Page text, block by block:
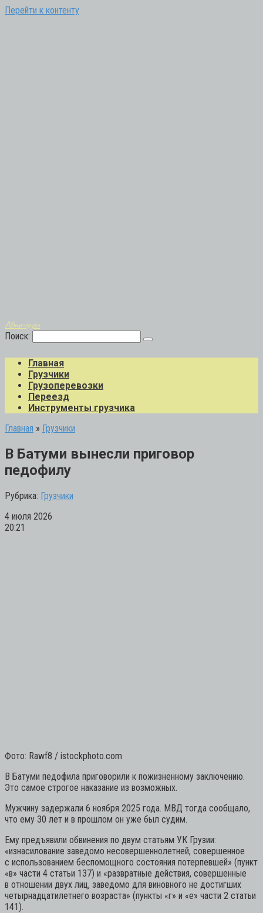
Перейти к контенту
Авто-грузо
Поиск:
Главная
Грузчики
Грузоперевозки
Переезд
Инструменты грузчика
Главная » Грузчики
В Батуми вынесли приговор
педофилу
Рубрика: Грузчики
4 июля 2026
20:21
Фото: Rawf8 / istockphoto.com
В Батуми педофила приговорили к пожизненному заключению.
Это самое строгое наказание из возможных.
Мужчину задержали 6 ноября 2025 года. МВД тогда сообщало,
что ему 30 лет и в прошлом он уже был судим.
Ему предъявили обвинения по двум статьям УК Грузии:
«изнасилование заведомо несовершеннолетней, совершенное
с использованием беспомощного состояния потерпевшей» (пункт
«в» части 4 статьи 137) и «развратные действия, совершенные
в отношении двух лиц, заведомо для виновного не достигших
четырнадцатилетнего возраста» (пункты «г» и «е» части 2 статьи
141).